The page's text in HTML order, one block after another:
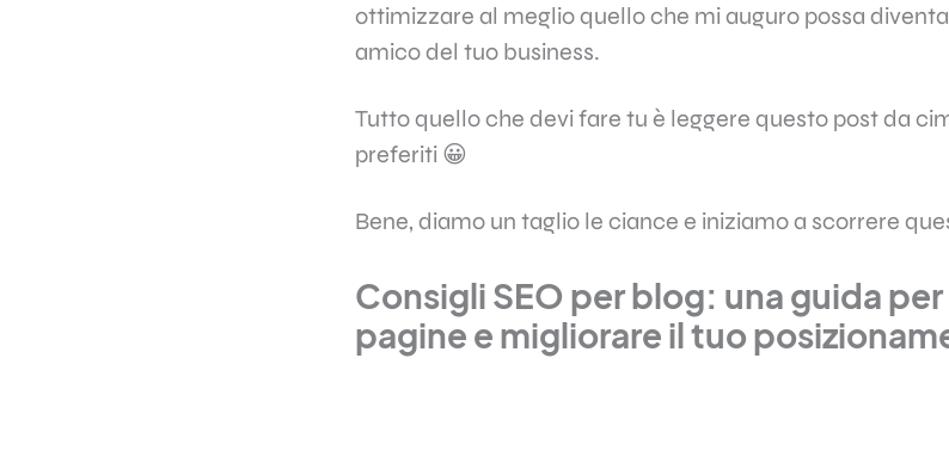
ottimizzare al meglio quello che mi auguro possa
amico del tuo business.
Tutto quello che devi fare tu è leggere questo post da
preferiti 😀
Bene, diamo un taglio le ciance e iniziamo a scorrere
Consigli SEO per blog: una guida
pagine e migliorare il tuo